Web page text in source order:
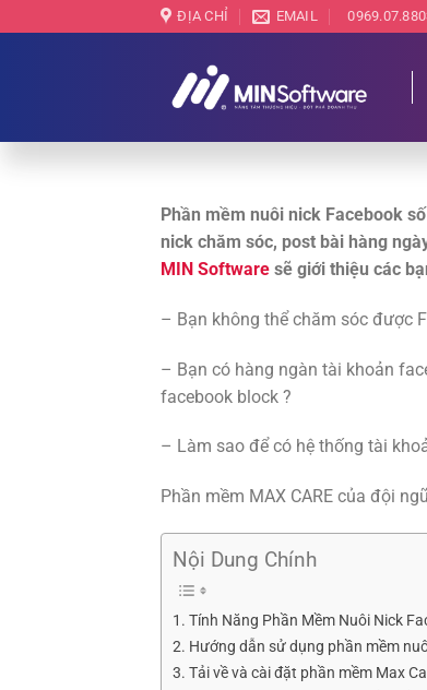
đến
ĐỊA CHỈ EMAIL
Phần mềm nuôi nick Facebook
nick chăm sóc, post bài hàng
MIN Software sẽ giới thiệu các
– Bạn không thể chăm sóc được
– Bạn có hàng ngàn tài khoản
facebook block ?
– Làm sao để có hệ thống tài
Phần mềm MAX CARE của đội
Nội Dung Chính
Tính Năng Phần Mềm Nuôi Nick
Hướng dẫn sử dụng phần mềm
Tải về và cài đặt phần mềm Max